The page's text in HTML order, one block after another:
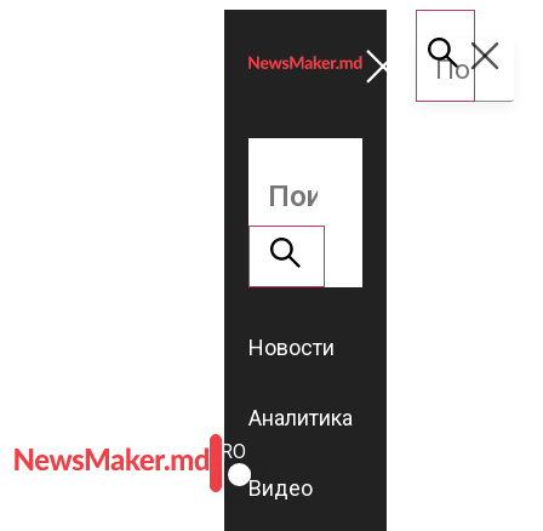
ROMÂNĂ
RU
Новости
Аналитика
Видео